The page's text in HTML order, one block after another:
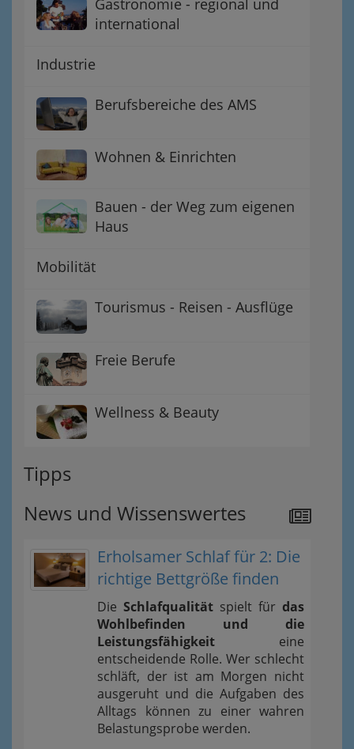
international
Industrie
Berufsbereiche des AMS
Wohnen & Einrichten
Bauen - der Weg zum eigenen
Haus
Mobilität
Tourismus - Reisen - Ausflüge
Freie Berufe
Wellness & Beauty
Tipps
News und Wissenswertes
Erholsamer Schlaf für 2: Die
richtige Bettgröße finden
Die Schlafqualität spielt für das
Wohlbefinden und die
Leistungsfähigkeit eine
entscheidende Rolle. Wer schlecht
schläft, der ist am Morgen nicht
ausgeruht und die Aufgaben des
Alltags können zu einer wahren
Belastungsprobe werden.